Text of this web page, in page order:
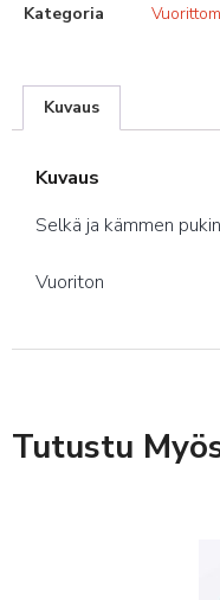
Kategoria
Kuvaus
Kuvaus
Selkä ja kämmen
Vuoriton
Tutustu